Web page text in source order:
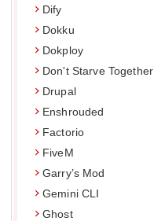
Dify
Dokku
Dokploy
Don't Starve Together
Drupal
Enshrouded
Factorio
FiveM
Garry’s Mod
Gemini CLI
Ghost